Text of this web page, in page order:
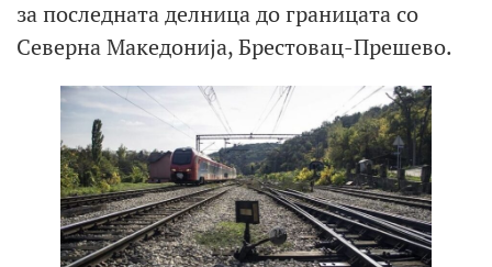
за последната делница до границата со
Северна Македонија, Брестовац-Прешево.